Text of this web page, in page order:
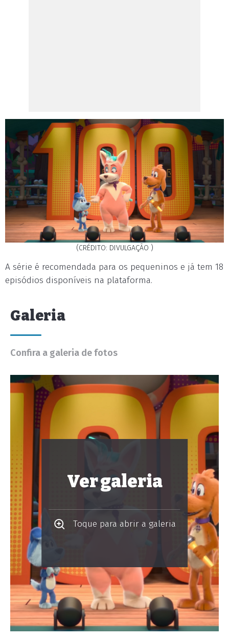
(CRÉDITO: DIVULGAÇÃO )
A série é recomendada para os pequeninos e já tem 18
episódios disponíveis na plataforma.
Galeria
Confira a galeria de fotos
Ver galeria
Toque para abrir a galeria